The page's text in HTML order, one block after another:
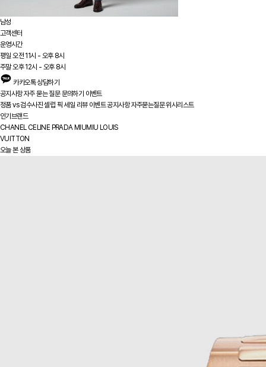
남성
고객센터
운영시간
평일 오전 11시 - 오후 8시
주말 오후 12시 - 오후 8시
카카오톡 상담하기
공지사항자주 묻는 질문문의하기 이벤트
정품 vs검수사진셀럽 픽 세일 리뷰 이벤트공지사항 자주묻는질문위시리스트
인기브랜드
CHANEL CELINE PRADA MIUMIU LOUIS
VUITTON
오늘 본 상품